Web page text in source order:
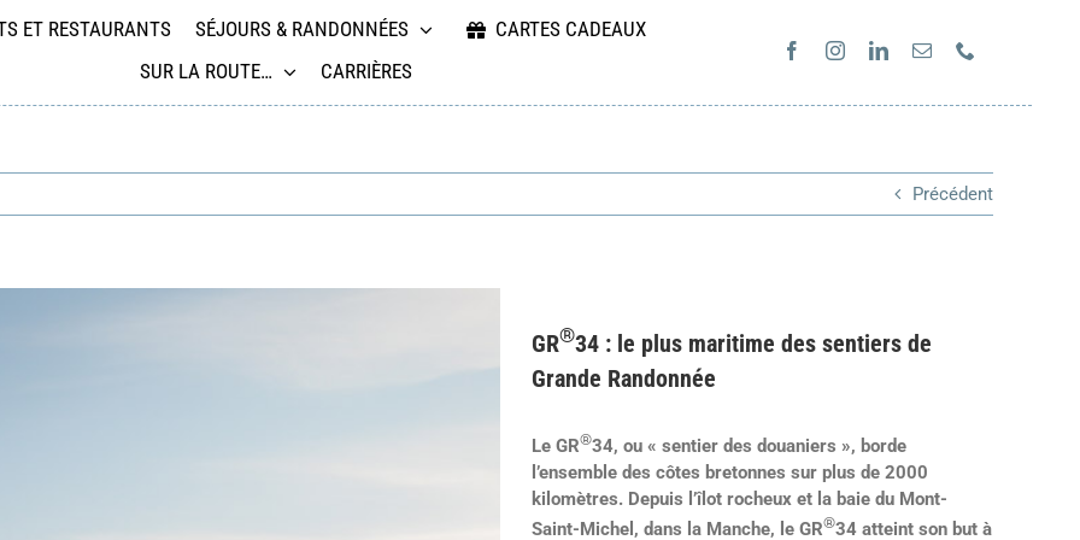
ET RESTAURANTS SÉJOURS & RANDONNÉES
CARTES CADEAUX
SUR LA ROUTE…
CARRIÈRES
Précédent
GR®34 : le plus maritime des sentiers de
Grande Randonnée
Le GR®34, ou « sentier des douaniers », borde
l’ensemble des côtes bretonnes sur plus de 2000
kilomètres. Depuis l’îlot rocheux et la baie du Mont-
Saint-Michel, dans la Manche, le GR®34 atteint son but à